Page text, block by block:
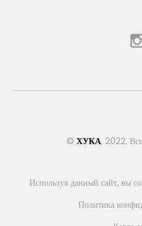
© ХУКА, 2022.
Используя данный сайт, вы
Политика